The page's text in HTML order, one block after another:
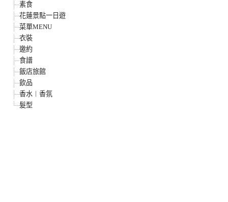
素食
花蓮景點一日遊
菜單MENU
衣裝
邀約
食譜
飯店旅館
飲品
香水︱香氛
髮型